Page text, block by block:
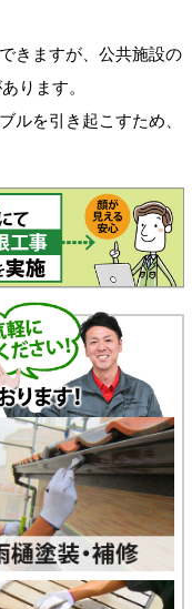
きますが、公共施設の
ります。
ルを引き起こすため、